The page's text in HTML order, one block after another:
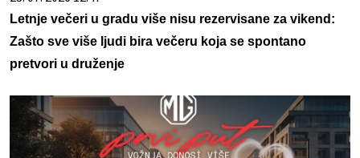
Letnje večeri u gradu više nisu rezervisane za vikend:
Zašto sve više ljudi bira večeru koja se spontano
pretvori u druženje